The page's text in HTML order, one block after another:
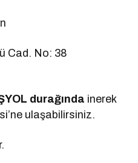
Cad. No: 38
durağında inerek
ulaşabilirsiniz.